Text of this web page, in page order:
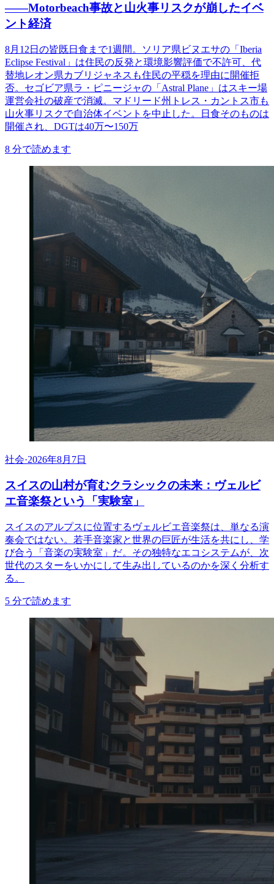
――Motorbeach事故と山火事リスクが崩したイベ
ント経済
8月12日の皆既日食まで1週間。ソリア県ビヌエサの「Iberia
Eclipse Festival」は住民の反発と環境影響評価で不許可、代
替地レオン県カブリジャネスも住民の平穏を理由に開催拒
否。セゴビア県ラ・ピニージャの「Astral Plane」はスキー場
運営会社の破産で消滅。マドリード州トレス・カントス市も
山火事リスクで自治体イベントを中止した。日食そのものは
開催され、DGTは40万〜150万
8 分で読めます
社会·2026年8月7日
スイスの山村が育むクラシックの未来：ヴェルビ
エ音楽祭という「実験室」
スイスのアルプスに位置するヴェルビエ音楽祭は、単なる演
奏会ではない。若手音楽家と世界の巨匠が生活を共にし、学
び合う「音楽の実験室」だ。その独特なエコシステムが、次
世代のスターをいかにして生み出しているのかを深く分析す
る。
5 分で読めます